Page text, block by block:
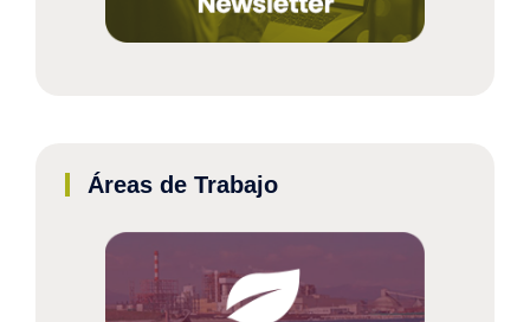
Áreas de Trabajo